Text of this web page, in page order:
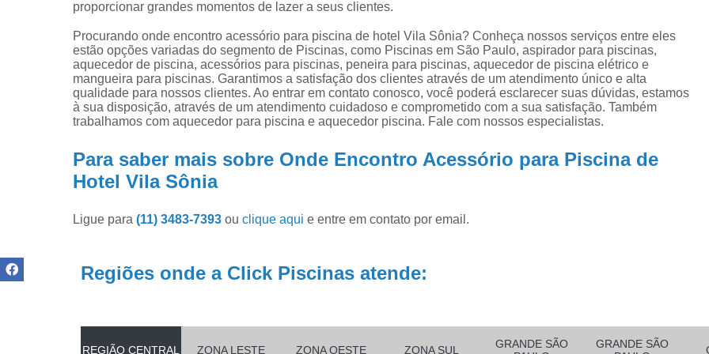
Produtos para
Produtos para
piscinas
Reparo de
filtros de
piscina
Bombas
Equipamento para Aquecer Piscina
Equipamentos para Aspirar Piscina
Equipamentos para Piscina
Equipamentos para Piscina de
Filtro de água Piscina
Filtro de
Filtro para Piscina de Fibra
Filtro para Piscina de 3000 Litros
proporcionar grandes momentos de lazer a seus clientes.
Procurando onde encontro acessório para piscina de hotel Vila Sônia? Conheça nossos serviços entre eles
estão opções variadas do segmento de Piscinas, como Piscinas em São Paulo, aspirador para piscinas,
aquecedor de piscina, acessórios para piscinas, peneira para piscinas, aquecedor de piscina elétrico e
mangueira para piscinas. Garantimos a satisfação dos clientes através de um atendimento único e alta
qualidade para nossos clientes. Ao entrar em contato conosco, você poderá esclarecer suas dúvidas, estamos
à sua disposição, através de um atendimento cuidadoso e comprometido com a sua satisfação. Também
trabalhamos com aquecedor para piscina e aquecedor piscina. Fale com nossos especialistas.
Para saber mais sobre Onde Encontro Acessório para Piscina de
Hotel Vila Sônia
Ligue para (11) 3483-7393 ou clique aqui e entre em contato por email.
Regiões onde a Click Piscinas atende:
REGIÃO CENTRAL ZONA LESTE ZONA OESTE ZONA SUL
GRANDE SÃO
GRANDE SÃO